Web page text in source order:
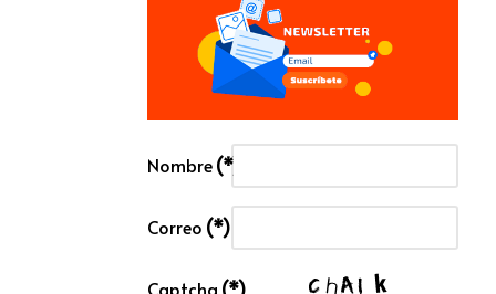
Nombre (*)
Correo (*)
Captcha (*)